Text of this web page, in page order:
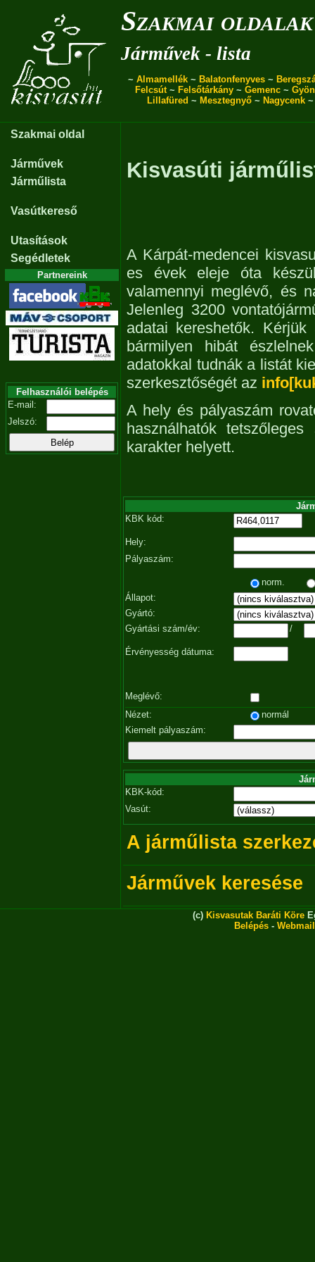
Szakmai oldalak
Járművek - lista
~ Almamellék ~ Balatonfenyves ~
Felcsút~ Felsőtárkány ~ Gemenc ~
Lillafüred ~ Mesztegnyő~ Nagycenk
Szakmai oldal
Járművek
Járműlista
Vasútkereső
Utasítások
Segédletek
Partnereink
Felhasználói belépés
E-mail:
Jelszó:
Kisvasúti
A Kárpát-medencei
es évek eleje óta
valamennyi meglévő, és
Jelenleg 3200
adatai kereshetők.
bármilyen hibát
adatokkal tudnák a listát
szerkesztőségét az
A hely és pályaszám
használhatók
karakter helyett.
KBK kód:
Hely:
Pályaszám:
norm.
Állapot:
Gyártó:
Gyártási szám/év:
/
Érvényesség dátuma:
Meglévő:
Nézet:
normál
Kiemelt pályaszám:
KBK-kód:
Vasút:
A járműlista
Járművek keresése
(c) Kisvasutak Baráti Köre
Belépés - Webmail